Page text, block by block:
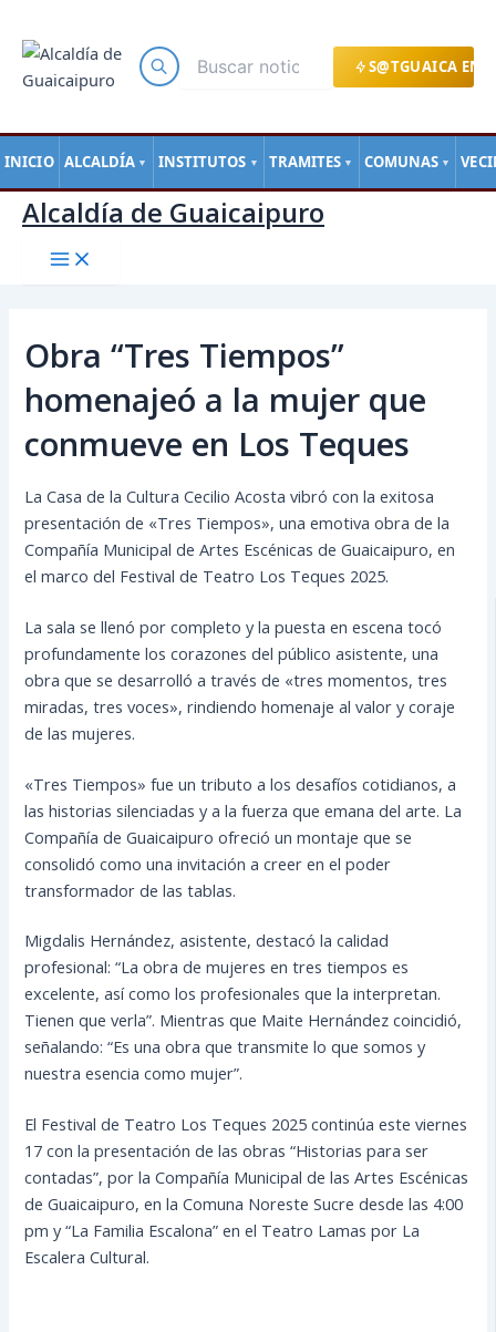
S@TGUAICA EN
INICIO ALCALDÍA ▼ INSTITUTOS ▼ TRAMITES ▼ COMUNAS ▼
contenido
Alcaldía de Guaicaipuro
Obra “Tres Tiempos”
homenajeó a la mujer que
conmueve en Los Teques
La Casa de la Cultura Cecilio Acosta vibró con la exitosa
presentación de «Tres Tiempos», una emotiva obra de la
Compañía Municipal de Artes Escénicas de Guaicaipuro, en
el marco del Festival de Teatro Los Teques 2025.
La sala se llenó por completo y la puesta en escena tocó
profundamente los corazones del público asistente, una
obra que se desarrolló a través de «tres momentos, tres
miradas, tres voces», rindiendo homenaje al valor y coraje
de las mujeres.
«Tres Tiempos» fue un tributo a los desafíos cotidianos, a
las historias silenciadas y a la fuerza que emana del arte. La
Compañía de Guaicaipuro ofreció un montaje que se
consolidó como una invitación a creer en el poder
transformador de las tablas.
Migdalis Hernández, asistente, destacó la calidad
profesional: “La obra de mujeres en tres tiempos es
excelente, así como los profesionales que la interpretan.
Tienen que verla”. Mientras que Maite Hernández coincidió,
señalando: “Es una obra que transmite lo que somos y
nuestra esencia como mujer”.
El Festival de Teatro Los Teques 2025 continúa este viernes
17 con la presentación de las obras “Historias para ser
contadas”, por la Compañía Municipal de las Artes Escénicas
de Guaicaipuro, en la Comuna Noreste Sucre desde las 4:00
pm y “La Familia Escalona” en el Teatro Lamas por La
Escalera Cultural.
de
entradas